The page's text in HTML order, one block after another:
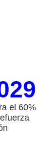
el 60%